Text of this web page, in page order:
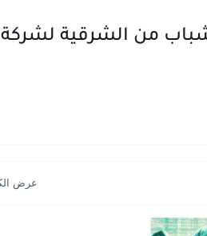
آلاف دولار خسائر.. تفاصيل اختراق 5 شباب من الشرقية لشركة